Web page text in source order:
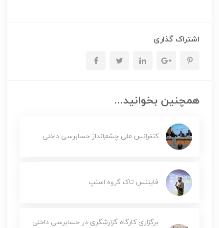
اشتراک گذاری
همچنین بخوانید...
کنفرانس ملی چشم‌انداز حسابرسی داخلی
فایننس تاک گروه اسنپ
برگزاری کارگاه گزارشگری در حسابرسی داخلی